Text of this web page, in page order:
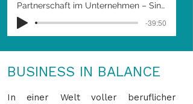
Partnerschaft im Unternehmen – Sina Thomas, eine Nachfolgerin im Interview
-39:50
info@kfeldmann.de
BUSINESS IN BALANCE
In einer Welt voller beruflicher